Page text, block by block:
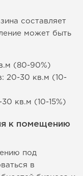
составляет
может быть
(80-90%)
20-30 кв.м (10-
кв.м (10-15%)
к помещению
под
в